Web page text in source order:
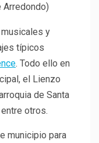
y
típicos
. Todo ello en
el Lienzo
de Santa
otros.
municipio para